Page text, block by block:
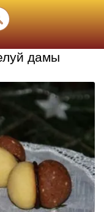
дамы